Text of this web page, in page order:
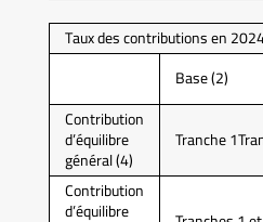
Taux des contributions en
Base (2)
Contribution
d’équilibre
général (4)
Tranche
Contribution
d’équilibre